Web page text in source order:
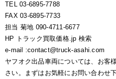
TEL 03-6895-7788
FAX 03-6895-7733
担当 菊地 090-4711-6677
HP トラック買取価格.jp 検索
e-mail :contact@truck-asahi.com
ヤフオク出品車両については、お客
さい。まずはお気軽にお問い合わせ下